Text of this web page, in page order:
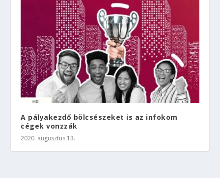
A pályakezdő bölcsészeket is az infokom
cégek vonzzák
2020. augusztus 13.